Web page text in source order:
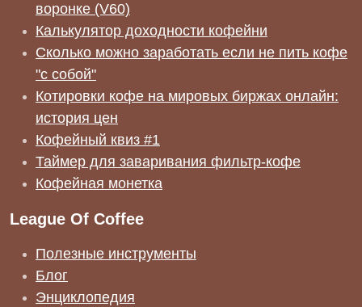
воронке (V60)
Калькулятор доходности кофейни
Сколько можно заработать если не пить кофе
"с собой"
Котировки кофе на мировых биржах онлайн:
история цен
Кофейный квиз #1
Таймер для заваривания фильтр-кофе
Кофейная монетка
League Of Coffee
Полезные инструменты
Блог
Энциклопедия